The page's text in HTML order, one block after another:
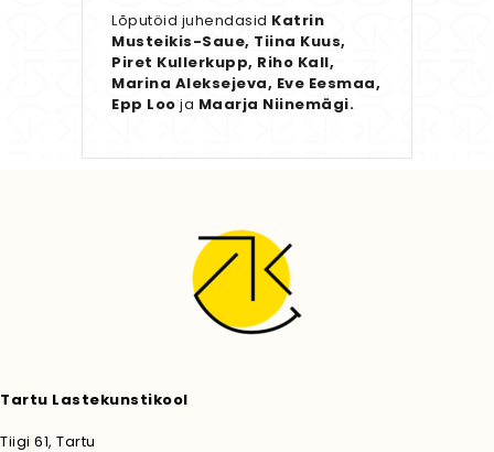
Lõputöid juhendasid Katrin
Musteikis-Saue, Tiina Kuus,
Piret Kullerkupp, Riho Kall,
Marina Aleksejeva, Eve Eesmaa,
Epp Loo ja Maarja Niinemägi.
Tartu Lastekunstikool
Tiigi 61, Tartu